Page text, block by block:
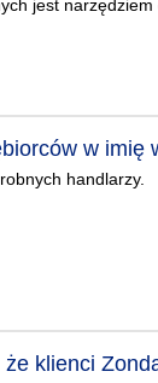
jest narzędziem
w imię
handlarzy.
klienci